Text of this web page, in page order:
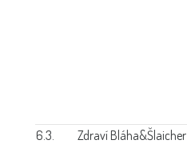
6.3. Zdraví Bláha&Šlaicher